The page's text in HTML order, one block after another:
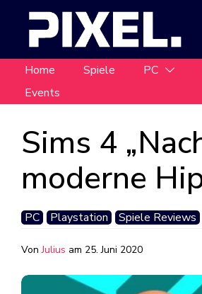
Home Spiele PC
Events
Sims 4
moderne
PC Playstation Spiele Reviews
VonJulius am 25. Juni 2020